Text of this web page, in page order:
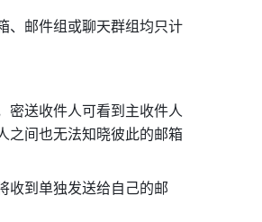
、邮件组或聊天群组均只计
密送收件人可看到主收件人
之间也无法知晓彼此的邮箱
收到单独发送给自己的邮